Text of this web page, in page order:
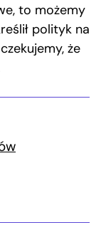
to możemy
polityk na
że